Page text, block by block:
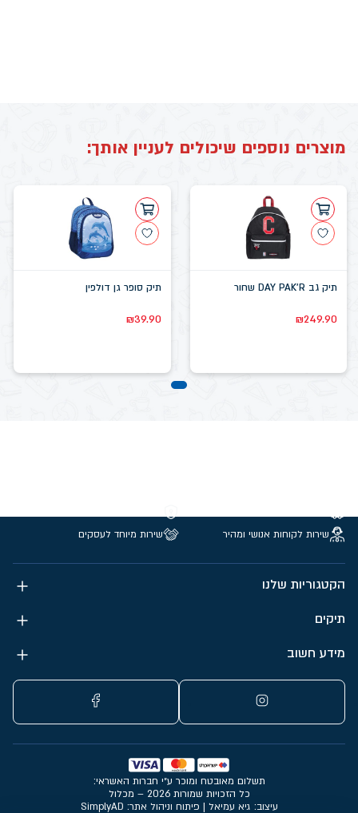
מוצרים נוספים שיכולים לעניין אותך:
תיק גב DAY PAK'R שחור
₪249.90
תיק סופר גן דולפין
₪39.90
שירות לקוחות אנושי ומהיר
שירות מיוחד לעסקים
הקטגוריות שלנו
תיקים
מידע חשוב
עיצוב: גיא עמיאל | פיתוח וניהול אתר: SimplyAD
תשלום מאובטח ומוכר ע״י חברות האשראי:
כל הזכויות שמורות 2026 – מכלול